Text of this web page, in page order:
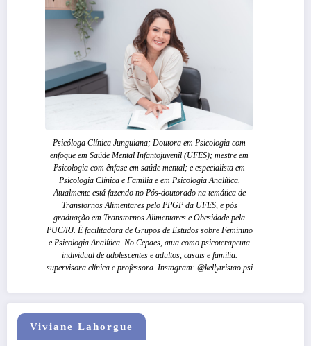
Psicóloga Clínica Junguiana; Doutora em Psicologia com
enfoque em Saúde Mental Infantojuvenil (UFES); mestre em
Psicologia com ênfase em saúde mental; e especialista em
Psicologia Clínica e Familia e em Psicologia Analítica.
Atualmente está fazendo no Pós-doutorado na temática de
Transtornos Alimentares pelo PPGP da UFES, e pós
graduação em Transtornos Alimentares e Obesidade pela
PUC/RJ. É facilitadora de Grupos de Estudos sobre Feminino
e Psicologia Analítica. No Cepaes, atua como psicoterapeuta
individual de adolescentes e adultos, casais e familia.
supervisora clínica e professora. Instagram: @kellytristao.psi
Viviane Lahorgue